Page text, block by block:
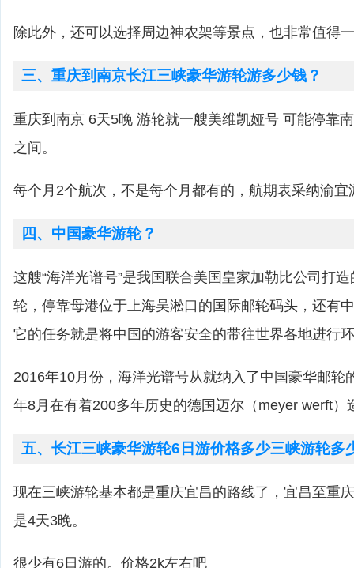
除此外，还可以选择周边神农架等景点，也非常值得
三、重庆到南京长江三峡豪华游轮游多少钱？
重庆到南京 6天5晚 游轮就一艘美维凯娅号 可能停靠
之间。
每个月2个航次，不是每个月都有的，航期表采纳渝宜
四、中国豪华游轮？
这艘“海洋光谱号”是我国联合美国皇家加勒比公司打
轮，停靠母港位于上海吴淞口的国际邮轮码头，还有
它的任务就是将中国的游客安全的带往世界各地进行
2016年10月份，海洋光谱号从就纳入了中国豪华邮轮
年8月在有着200多年历史的德国迈尔（meyer werft）
五、长江三峡豪华游轮6日游价格多少三峡游轮多
现在三峡游轮基本都是重庆宜昌的路线了，宜昌至重
是4天3晚。
很少有6日游的。价格2k左右吧